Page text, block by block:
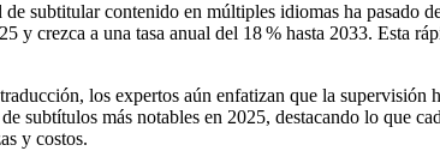
subtitular contenido en múltiples idiomas ha pasado
y crezca a una tasa anual del 18 % hasta 2033. Esta
los expertos aún enfatizan que la supervisión
subtítulos más notables en 2025, destacando lo que
y costos.